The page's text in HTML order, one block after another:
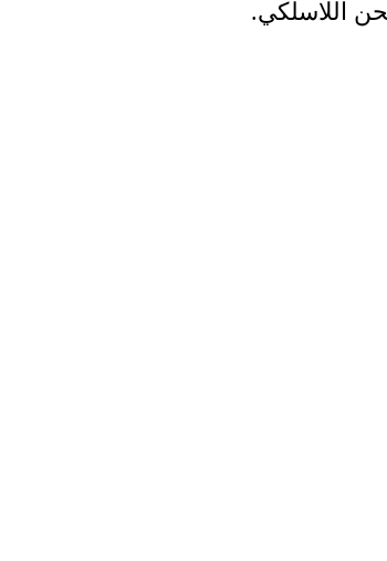
اللاسلكي.